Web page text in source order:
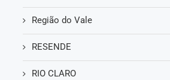
Região do Vale
RESENDE
RIO CLARO